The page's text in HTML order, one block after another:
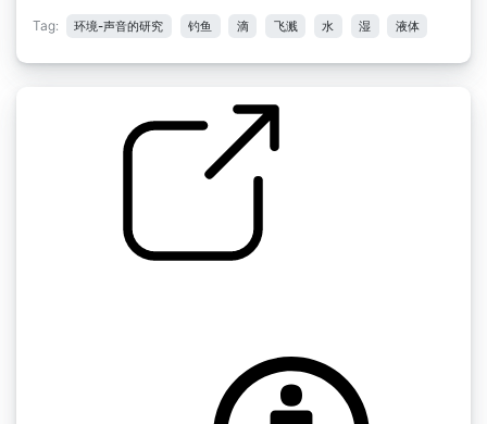
Tag: 环境-声音的研究 钓鱼 滴 飞溅 水 湿 液体